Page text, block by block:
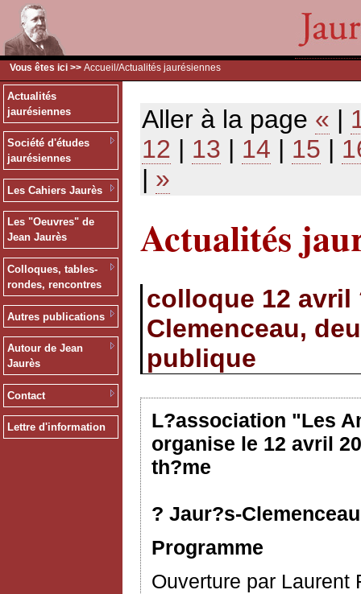
Vous êtes ici >> Accueil /Actualités jaurésiennes
Actualités
jaurésiennes
Société d'études
jaurésiennes
Les Cahiers Jaurès
Les "Oeuvres" de
Jean Jaurès
Colloques, tables-
rondes, rencontres
Autres publications
Autour de Jean
Jaurès
Contact
Lettre d'information
Aller à la page « |
12 | 13 | 14 | 15 |
| »
Actualités
colloque 12 avril
Clemenceau,
publique
L?association "Les
organise le 12 avril
th?me
? Jaur?s-
Programme
Ouverture par Laurent